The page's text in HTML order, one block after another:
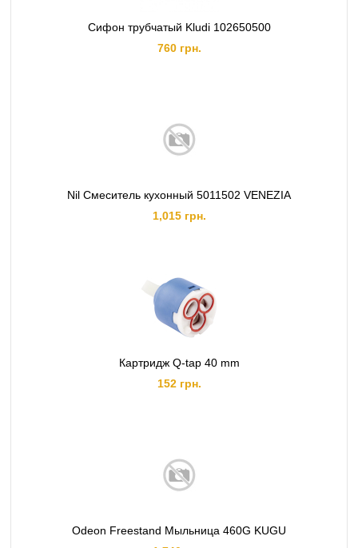
Сифон трубчатый Kludi 102650500
760 грн.
Nil Смеситель кухонный 5011502 VENEZIA
1,015 грн.
Картридж Q-tap 40 mm
152 грн.
Odeon Freestand Мыльница 460G KUGU